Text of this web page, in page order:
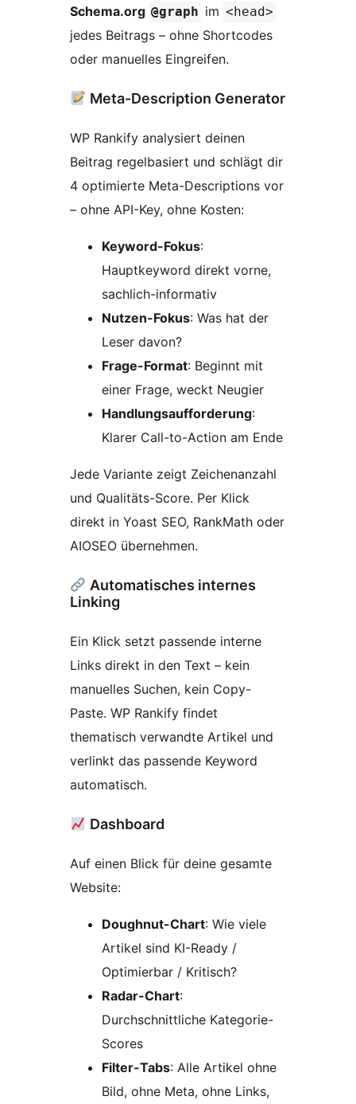
Schema.org @graph im <head>
jedes Beitrags – ohne Shortcodes
oder manuelles Eingreifen.
Meta-Description Generator
WP Rankify analysiert deinen
Beitrag regelbasiert und schlägt dir
4 optimierte Meta-Descriptions vor
– ohne API-Key, ohne Kosten:
Keyword-Fokus:
Hauptkeyword direkt vorne,
sachlich-informativ
Nutzen-Fokus: Was hat der
Leser davon?
Frage-Format: Beginnt mit
einer Frage, weckt Neugier
Handlungsaufforderung:
Klarer Call-to-Action am Ende
Jede Variante zeigt Zeichenanzahl
und Qualitäts-Score. Per Klick
direkt in Yoast SEO, RankMath oder
AIOSEO übernehmen.
Automatisches internes
Linking
Ein Klick setzt passende interne
Links direkt in den Text – kein
manuelles Suchen, kein Copy-
Paste. WP Rankify findet
thematisch verwandte Artikel und
verlinkt das passende Keyword
automatisch.
Dashboard
Auf einen Blick für deine gesamte
Website:
Doughnut-Chart: Wie viele
Artikel sind KI-Ready /
Optimierbar / Kritisch?
Radar-Chart:
Durchschnittliche Kategorie-
Scores
Filter-Tabs: Alle Artikel ohne
Bild, ohne Meta, ohne Links,